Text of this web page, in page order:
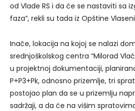
od Vlade RS i da će se nastaviti sa
faza”, rekli su tada iz Opštine
Inače, lokacija na kojoj se nalazi
srednjoškolskog centra “Milorad
u projektnoj dokumentaciji,
P+P3+Pk, odnosno prizemlje, tri
postojao plan da se u prizemlju
sadržaji, a da će na višim